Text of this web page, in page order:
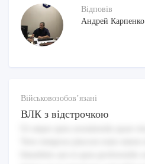
Відповів
Андрей Карпенко
Військовозобов’язані
ВЛК з відстрочкою